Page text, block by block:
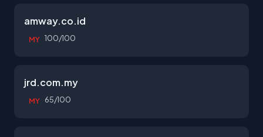
amway.co.id
MY 100/100
jrd.com.my
MY 65/100